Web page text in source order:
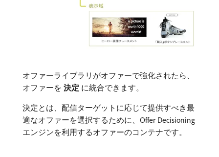
オファーライブラリがオファーで強化されたら、
オファーを​ 決定 ​に統合できます。
決定とは、配信ターゲットに応じて提供すべき最
適なオファーを選択するために、Offer Decisioning
エンジンを利用するオファーのコンテナです。